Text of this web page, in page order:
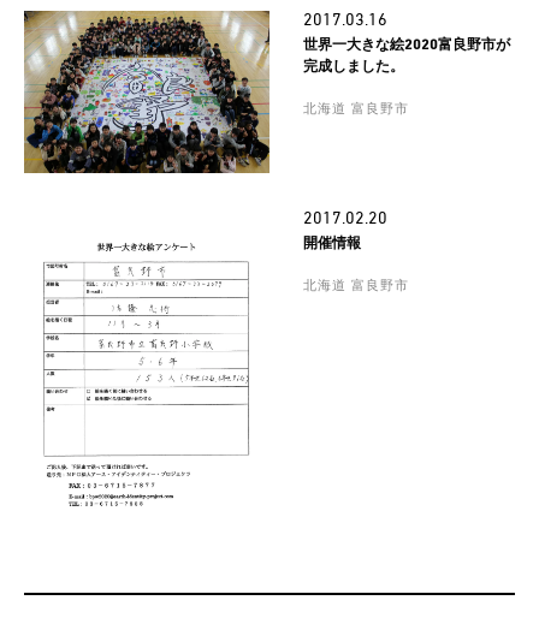
2017.03.16
世界一大きな絵2020富良野市が
完成しました。
北海道 富良野市
2017.02.20
開催情報
北海道 富良野市